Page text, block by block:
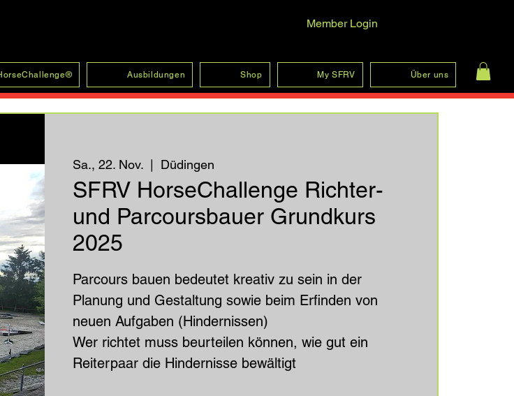
Anmelden
Member Login
Ausbildungen Shop My SFRV Über uns
Sa., 22. Nov.
  |
Düdingen
SFRV HorseChallenge Richter-
und Parcoursbauer Grundkurs
2025
Parcours bauen bedeutet kreativ zu sein in der
Planung und Gestaltung sowie beim Erfinden von
neuen Aufgaben (Hindernissen)
Wer richtet muss beurteilen können, wie gut ein
Reiterpaar die Hindernisse bewältigt